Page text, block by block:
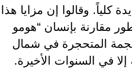
كلياً. وقالوا إن مزايا هذا
مقارنة بإنسان “هومو
المتحجرة في شمال
إلا في السنوات الأخيرة.